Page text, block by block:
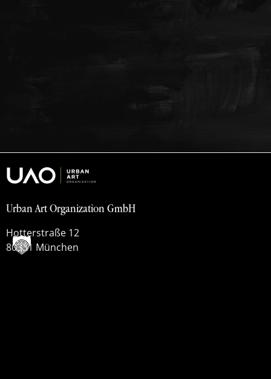
Urban Art Organization GmbH
Hotterstraße 12
80331 München